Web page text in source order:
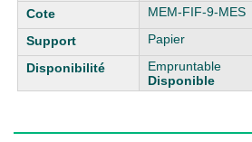
MEM-FIF-9-MES
Papier
Empruntable
Disponible